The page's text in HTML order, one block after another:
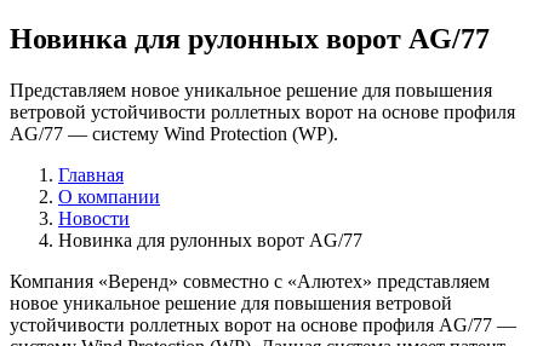
Новинка для рулонных ворот AG/77
Представляем новое уникальное решение для повышения
ветровой устойчивости роллетных ворот на основе профиля
AG/77 — систему Wind Protection (WP).
Главная
О компании
Новости
Новинка для рулонных ворот AG/77
Компания «Веренд» совместно с «Алютех» представляем
новое уникальное решение для повышения ветровой
устойчивости роллетных ворот на основе профиля AG/77 —